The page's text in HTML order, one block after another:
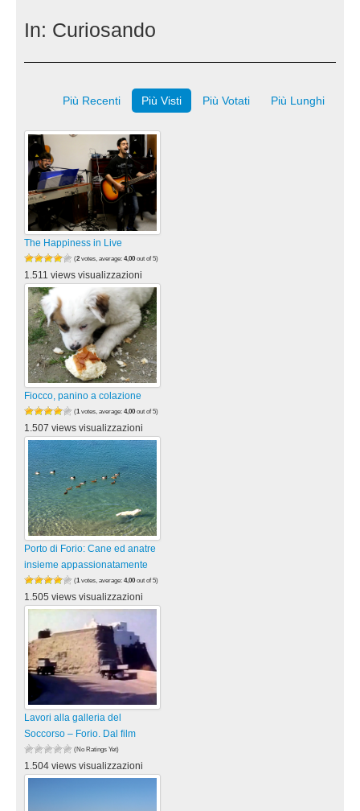
In: Curiosando
Più Recenti Più Visti Più Votati Più Lunghi
The Happiness in Live
(2 votes, average: 4,00 out of 5)
1.511 views visualizzazioni
Fiocco, panino a colazione
(1 votes, average: 4,00 out of 5)
1.507 views visualizzazioni
Porto di Forio: Cane ed anatre
insieme appassionatamente
(1 votes, average: 4,00 out of 5)
1.505 views visualizzazioni
Lavori alla galleria del
Soccorso – Forio. Dal film
(No Ratings Yet)
1.504 views visualizzazioni